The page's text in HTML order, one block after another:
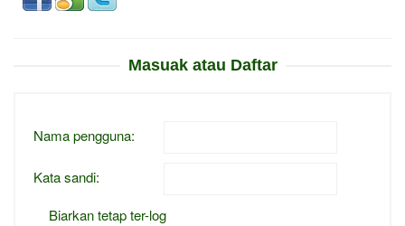
Masuak atau Daftar
Nama pengguna:
Kata sandi:
Biarkan tetap ter-log